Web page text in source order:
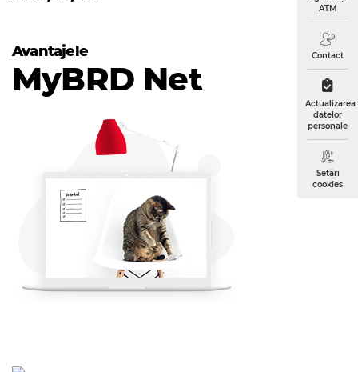
ATM
Contact
Actualizarea
datelor
personale
Setări
cookies
Avantajele
MyBRD Net